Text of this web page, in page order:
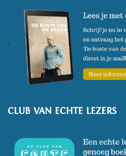
CLUB VAN ECHTE LEZERS